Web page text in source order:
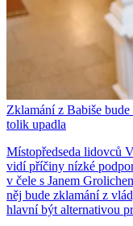
Zklamání z Babiše
tolik upadla
Místopředseda lidovců
vidí příčiny nízké
v čele s Janem
něj bude zklamání z
hlavní být alternativou